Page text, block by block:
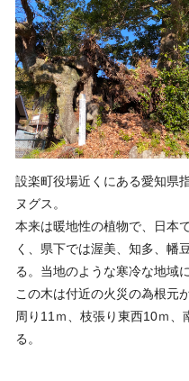
設楽町役場近くにある愛知県
ヌグス。
本来は暖地性の植物で、日本
く、県下では渥美、知多、幡
る。当地のような寒冷な地域
この木は付近の火災の為根元
周り11ｍ、枝張り東西10ｍ
る。